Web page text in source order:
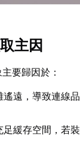
主因
要歸因於：
遙遠，導致連線
足緩存空間，若